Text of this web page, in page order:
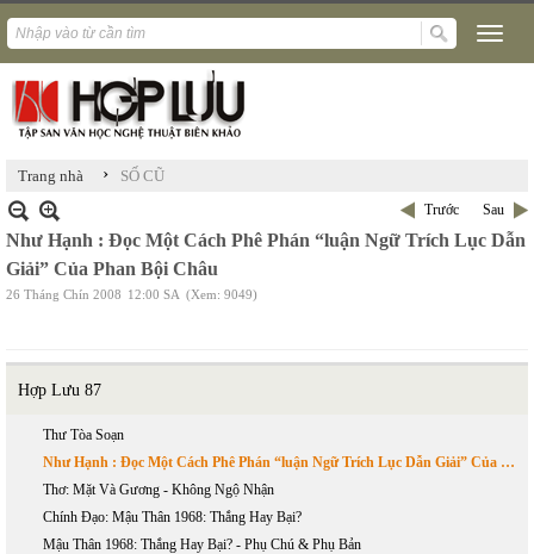
Trang nhà › SỐ CŨ
Trước Sau
Như Hạnh : Đọc Một Cách Phê Phán “luận Ngữ Trích Lục Dẫn
Giải” Của Phan Bội Châu
26 Tháng Chín 2008 12:00 SA (Xem: 9049)
Hợp Lưu 87
Thư Tòa Soạn
Như Hạnh : Đọc Một Cách Phê Phán “luận Ngữ Trích Lục Dẫn Giải” Của Phan Bội Châu
Thơ: Mặt Và Gương - Không Ngộ Nhận
Chính Đạo: Mậu Thân 1968: Thắng Hay Bại?
Mậu Thân 1968: Thắng Hay Bại? - Phụ Chú & Phụ Bản